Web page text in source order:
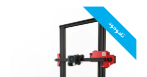
ناموجود